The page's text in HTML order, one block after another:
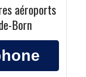
aéroports
Born